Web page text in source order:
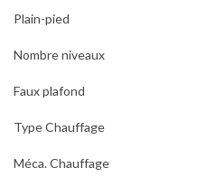
Plain-pied
Nombre niveaux
Faux plafond
Type Chauffage
Méca. Chauffage